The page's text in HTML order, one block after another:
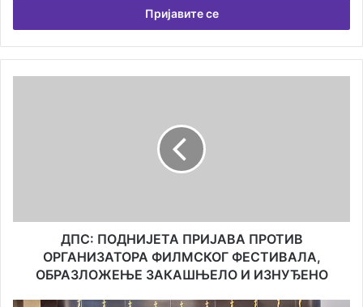
ЗАКАШЊЕЛО
ИЗНУЂЕНО
ДПС: ПОДНИЈЕТА ПРИЈАВА ПРОТИВ
ОРГАНИЗАТОРА ФИЛМСКОГ ФЕСТИВАЛА,
ОБРАЗЛОЖЕЊЕ ЗАКАШЊЕЛО И ИЗНУЂЕНО